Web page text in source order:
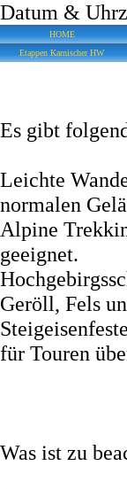
Datum &
HOME
Etappen Karnischer HW
Es gibt
Leichte
normalen
Alpine
geeignet.
Geröll, Fels
für Touren
Was ist zu